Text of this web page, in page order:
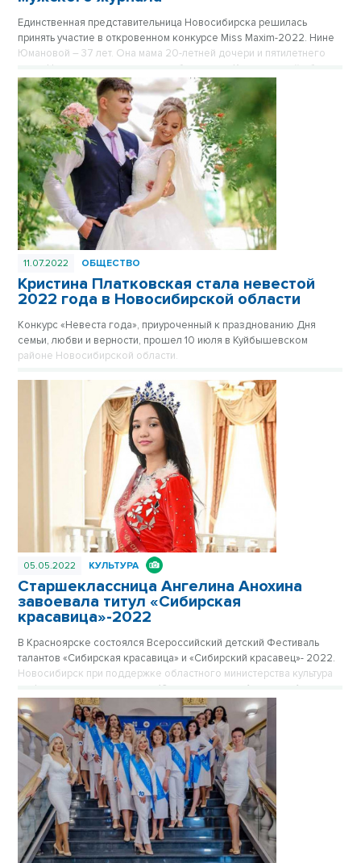
Единственная представительница Новосибирска решилась
принять участие в откровенном конкурсе Miss Maxim-2022. Нине
Юмановой – 37 лет. Она мама 20-летней дочери и пятилетнего
сына. Несколько лет назад перебралась из Кемеровской области
в столицу Сибири. На вопрос, замужем или нет, предпочитает не
отвечать.
11.07.2022 ОБЩЕСТВО
Кристина Платковская стала невестой
2022 года в Новосибирской области
Конкурс «Невеста года», приуроченный к празднованию Дня
семьи, любви и верности, прошел 10 июля в Куйбышевском
районе Новосибирской области.
05.05.2022 КУЛЬТУРА
Старшеклассница Ангелина Анохина
завоевала титул «Сибирская
красавица»-2022
В Красноярске состоялся Всероссийский детский Фестиваль
талантов «Сибирская красавица» и «Сибирский красавец»- 2022.
Новосибирск при поддержке областного министерства культура
на фестивале представляла 16-летняя модель Ангелина Анохина.